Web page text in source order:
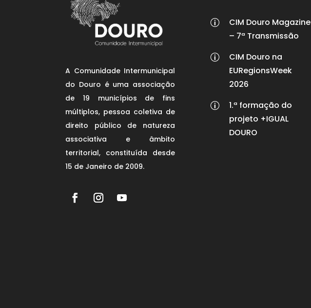
A Comunidade Intermunicipal
do Douro é uma associação
de 19 municípios de fins
múltiplos, pessoa coletiva de
direito público de natureza
associativa e âmbito
territorial, constituída desde
15 de Janeiro de 2009.
p
CIM Douro Magazine
– 7ª Transmissão
p
CIM Douro na
EURegionsWeek
2026
p
1.ª formação do
projeto +IGUAL
DOURO